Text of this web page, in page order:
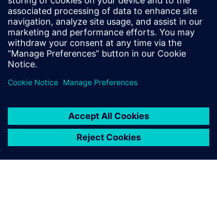
DMG MORI Store
Išankstinės sąlygos